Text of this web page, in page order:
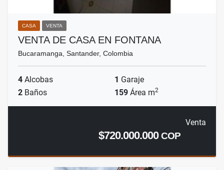
CASA VENTA
VENTA DE CASA EN FONTANA
Bucaramanga, Santander, Colombia
4 Alcobas 1 Garaje
2 Baños 159 Área m2
Venta
$720.000.000COP